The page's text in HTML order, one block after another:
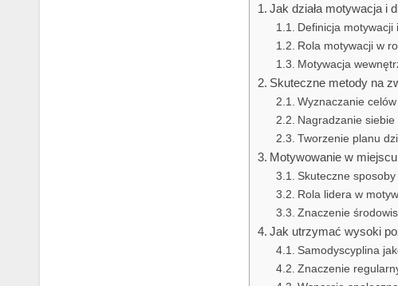
Jak działa motywacja i
Definicja motywacji
Rola motywacji w
Motywacja
Skuteczne metody na
Wyznaczanie
Nagradzanie
Tworzenie planu
Motywowanie w
Skuteczne
Rola lidera w
Znaczenie
Jak utrzymać wysoki
Samodyscyplina
Znaczenie